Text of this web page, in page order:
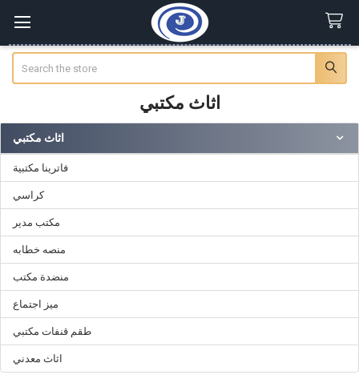
اثاث مكتبي
Sidebar
اثاث مكتبي
فاترينا مكتبية
كراسي
مكتب مدير
منصه خطابه
منضدة مكتب
ميز اجتماع
طقم قنفات مكتبي
اثاث معدني